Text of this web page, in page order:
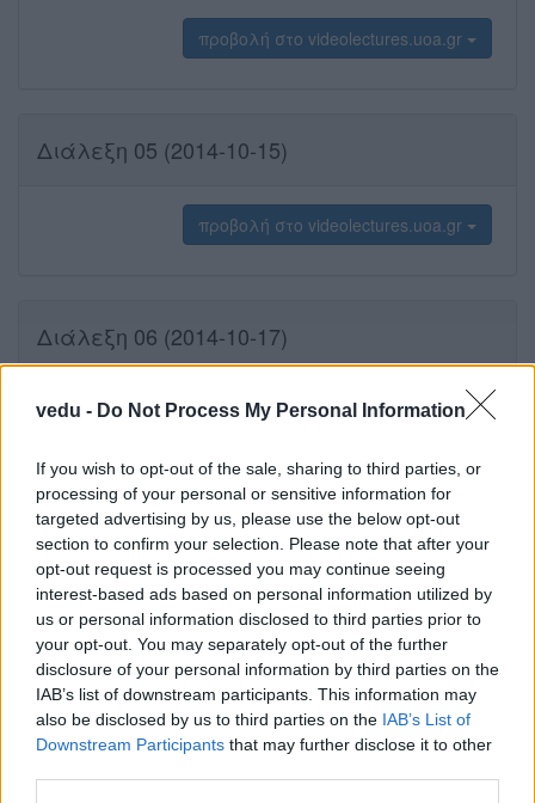
vedu - Do Not Process My Personal Information
If you wish to opt-out of the sale, sharing to third parties, or
processing of your personal or sensitive information for
targeted advertising by us, please use the below opt-out
section to confirm your selection. Please note that after your
opt-out request is processed you may continue seeing
interest-based ads based on personal information utilized by
us or personal information disclosed to third parties prior to
your opt-out. You may separately opt-out of the further
disclosure of your personal information by third parties on the
IAB’s list of downstream participants. This information may
also be disclosed by us to third parties on the IAB’s List of
Downstream Participants that may further disclose it to other
προβολή στο videolectures.uoa.gr
Διάλεξη 05 (2014-10-15)
προβολή στο videolectures.uoa.gr
Διάλεξη 06 (2014-10-17)
προβολή στο videolectures.uoa.gr
Διάλεξη 07 (2014-10-20)
προβολή στο videolectures.uoa.gr
Διάλεξη 08 (2014-10-22)
προβολή στο videolectures.uoa.gr